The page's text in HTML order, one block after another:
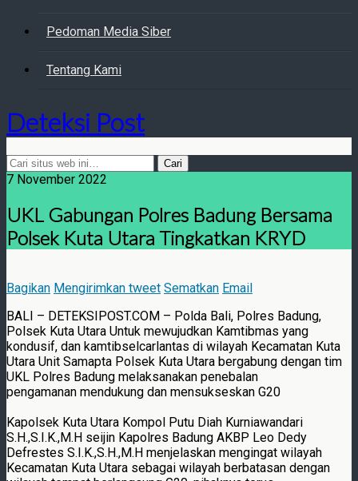
Pedoman Media Siber
Tentang Kami
Deteksi Post
7 November 2022
UKL Gabungan Polres Badung Bersama
Polsek Kuta Utara Tingkatkan KRYD
Bagikan Mengirimkan tweet Sematkan Email
BALI – DETEKSIPOST.COM – Polda Bali, Polres Badung,
Polsek Kuta Utara Untuk mewujudkan Kamtibmas yang
kondusif, dan kamtibselcarlantas di wilayah Kecamatan Kuta
Utara Unit Samapta Polsek Kuta Utara bergabung dengan tim
UKL Polres Badung melaksanakan penebalan
pengamanan mendukung dan mensukseskan G20
Kapolsek Kuta Utara Kompol Putu Diah Kurniawandari
S.H.,S.I.K.,M.H seijin Kapolres Badung AKBP Leo Dedy
Defrestes S.I.K.,S.H.,M.H menjelaskan mengingat wilayah
Kecamatan Kuta Utara sebagai wilayah berbatasan dengan